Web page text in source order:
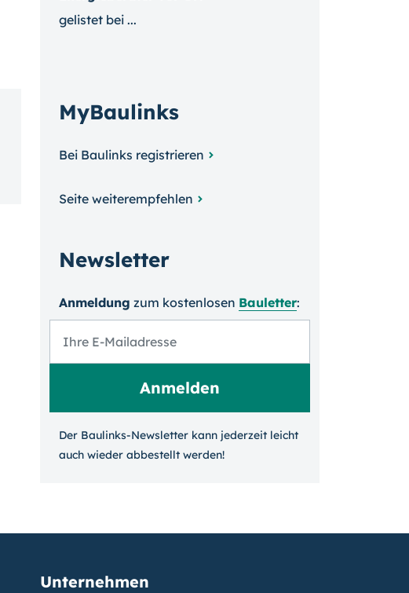
gelistet bei ...
MyBaulinks
Bei Baulinks registrieren
Seite weiterempfehlen
Newsletter
Anmeldung zum kosten­losen Bauletter:
Der Baulinks-Newsletter kann jeder­zeit leicht
auch wieder ab­bestellt werden!
Unternehmen